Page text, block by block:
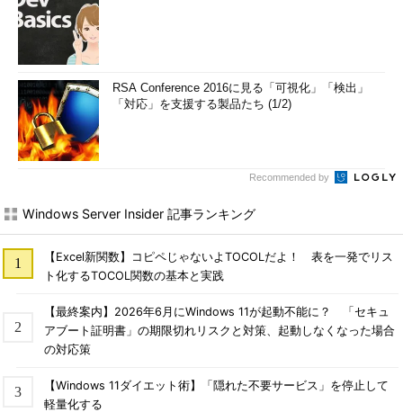
RSA Conference 2016に見る「可視化」「検出」
「対応」を支援する製品たち (1/2)
Recommended by
Windows Server Insider 記事ランキング
【Excel新関数】コピペじゃないよTOCOLだよ！ 表を一発でリス
ト化するTOCOL関数の基本と実践
【最終案内】2026年6月にWindows 11が起動不能に？ 「セキュ
アブート証明書」の期限切れリスクと対策、起動しなくなった場合
の対応策
【Windows 11ダイエット術】「隠れた不要サービス」を停止して
軽量化する